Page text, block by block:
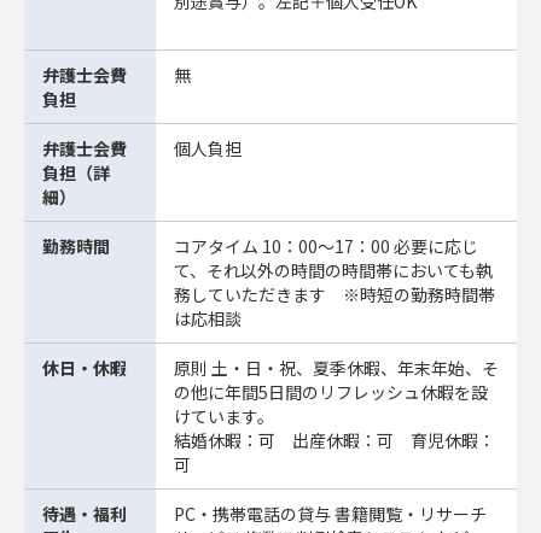
弁護士会費
負担
無
弁護士会費
負担（詳
細）
個人負担
勤務時間
コアタイム 10：00〜17：00 必要に応じ
て、それ以外の時間の時間帯においても執
務していただきます ※時短の勤務時間帯
は応相談
休日・休暇
原則 土・日・祝、夏季休暇、年末年始、そ
の他に年間5日間のリフレッシュ休暇を設
けています。
結婚休暇：可 出産休暇：可 育児休暇：
可
待遇・福利
PC・携帯電話の貸与 書籍閲覧・リサーチ